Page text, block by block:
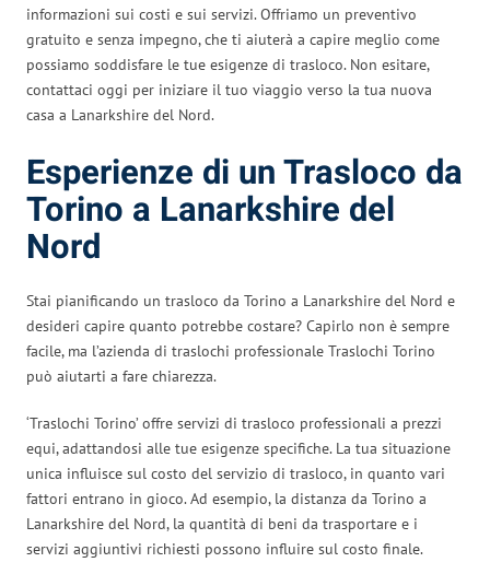
informazioni sui costi e sui servizi. Offriamo un preventivo
gratuito e senza impegno, che ti aiuterà a capire meglio come
possiamo soddisfare le tue esigenze di trasloco. Non esitare,
contattaci oggi per iniziare il tuo viaggio verso la tua nuova
casa a Lanarkshire del Nord.
Esperienze di un Trasloco da
Torino a Lanarkshire del
Nord
Stai pianificando un trasloco da Torino a Lanarkshire del Nord e
desideri capire quanto potrebbe costare? Capirlo non è sempre
facile, ma l’azienda di traslochi professionale Traslochi Torino
può aiutarti a fare chiarezza.
‘Traslochi Torino’ offre servizi di trasloco professionali a prezzi
equi, adattandosi alle tue esigenze specifiche. La tua situazione
unica influisce sul costo del servizio di trasloco, in quanto vari
fattori entrano in gioco. Ad esempio, la distanza da Torino a
Lanarkshire del Nord, la quantità di beni da trasportare e i
servizi aggiuntivi richiesti possono influire sul costo finale.